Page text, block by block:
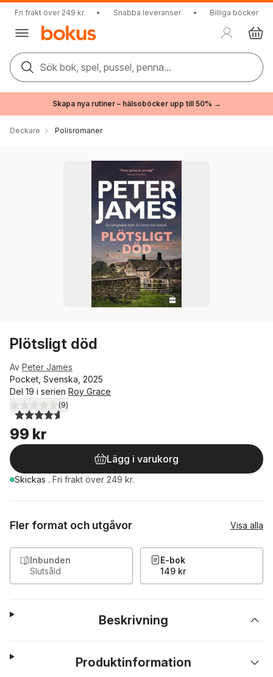
Fri frakt över 249 kr • Snabba leveranser • Billiga böcker
Sök bok, spel, pussel, penna...
Skapa nya rutiner – hälsoböcker upp till 50% →
Deckare Polisromaner
Plötsligt död
Av Peter James
Pocket, Svenska, 2025
Del 19 i serien Roy Grace
4,6utav 5 stjärnor. Totalt antal röster:
(9)
99 kr
Lägg i varukorg
Skickas . Fri frakt över 249 kr.
Fler format och utgåvor Visa alla
Inbunden
Slutsåld
E-bok
149 kr
Beskrivning
Produktinformation